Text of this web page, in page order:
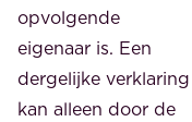
opvolgende
eigenaar is. Een
dergelijke verklaring
kan alleen door de